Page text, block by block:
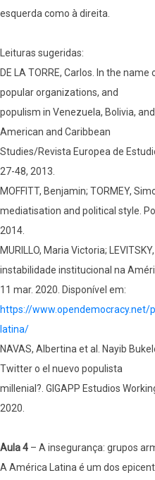
esquerda como à direita.
Leituras sugeridas:
DE LA TORRE, Carlos. In the
popular organizations, and
populism in Venezuela, Bolivia,
American and Caribbean
Studies/Revista Europea de
27-48, 2013.
MOFFITT, Benjamin; TORMEY,
mediatisation and political style.
2014.
MURILLO, Maria Victoria;
instabilidade institucional na
11 mar. 2020. Disponível em:
https://
latina/
NAVAS, Albertina et al. Nayib
Twitter o el nuevo populista
millenial?. GIGAPP Estudios
2020.
Aula 4 – A insegurança: grupos
A América Latina é um dos